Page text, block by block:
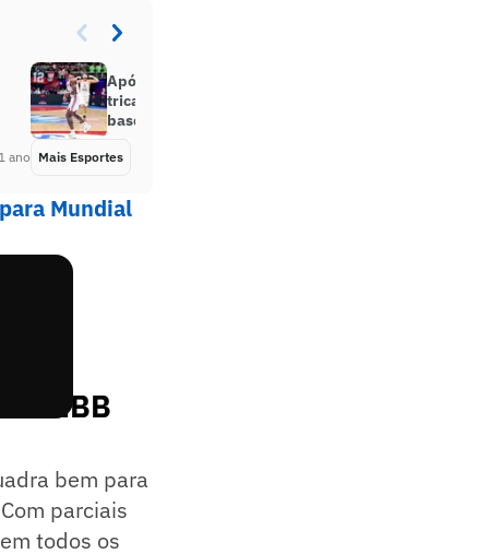
ano
Após 4 anos, Flamengo busca
tricampeonato na ‘Libertadores do
basquete’
Mais Esportes
Mundial
NBB
bem para
parciais
todos os